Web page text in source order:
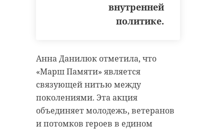
внутренней
политике.
Анна Данилюк отметила, что
«Марш Памяти» является
связующей нитью между
поколениями. Эта акция
объединяет молодежь, ветеранов
и потомков героев в едином